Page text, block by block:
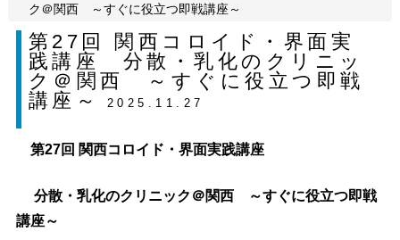
ク＠関西 ～すぐに役立つ即戦講座～
第27回 関西コロイド・界面実
践講座 分散・乳化のクリニッ
ク＠関西 ～すぐに役立つ即戦
講座～
2025.11.27
第27回 関西コロイド・界面実践講座
分散・乳化のクリニック＠関西 ～すぐに役立つ即戦
講座～